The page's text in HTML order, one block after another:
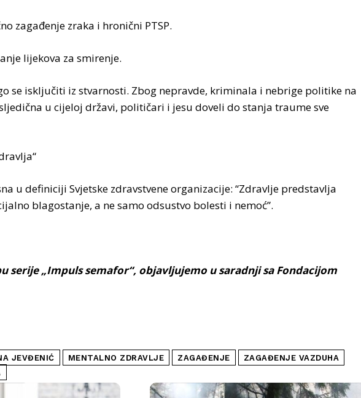
zagađenje zraka i hronični PTSP.
lijekova za smirenje.
se isključiti iz stvarnosti. Zbog nepravde, kriminala i nebrige politike na
u cijeloj državi, političari i jesu doveli do stanja traume sve
u definiciji Svjetske zdravstvene organizacije: “Zdravlje predstavlja
blagostanje, a ne samo odsustvo bolesti i nemoć”.
serije „Impuls semafor“, objavljujemo u saradnji sa Fondacijom
JEVĐENIĆ MENTALNO ZDRAVLJE ZAGAĐENJE
ZAGAĐENJE VAZDUHA